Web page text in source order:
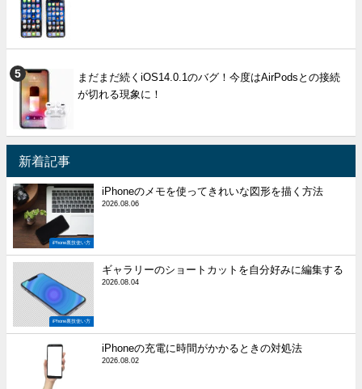
まだまだ続くiOS14.0.1のバグ！今度はAirPodsとの接続
が切れる現象に！
新着記事
iPhone裏技使い方
iPhoneのメモを使ってきれいな図形を描く方法
2026.08.06
iPhone裏技使い方
ギャラリーのショートカットを自分好みに編集する
2026.08.04
iPhoneの充電に時間がかかるときの対処法
2026.08.02